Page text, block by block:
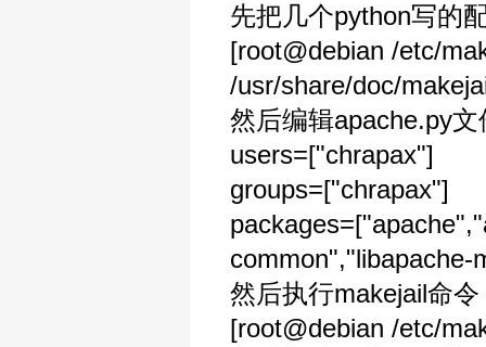
先把几个python写的
[root@debian /etc/
/usr/share/doc/
然后编辑apache.py
users=["chrapax"]
groups=["chrapax"]
common","libapache-
然后执行makejail命令
[root@debian /etc/